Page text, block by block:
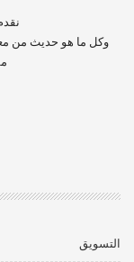
وكل ما هو حديث من
التسويق